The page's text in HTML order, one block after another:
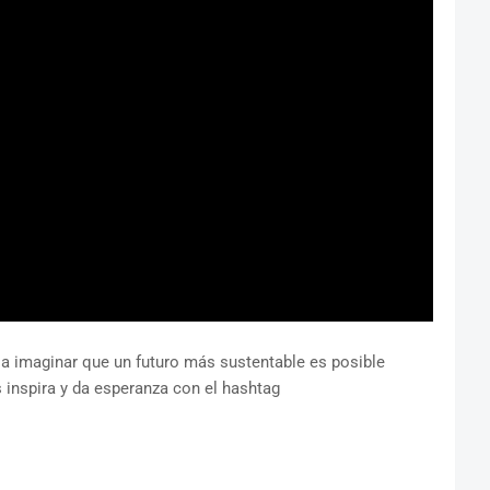
imaginar que un futuro más sustentable es posible
y da esperanza con el hashtag